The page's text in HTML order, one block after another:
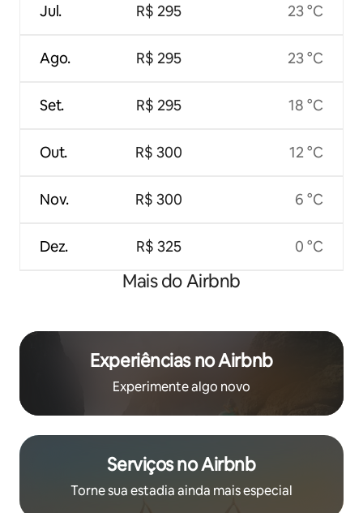
Jul.
Ago.
Set.
Out.
Nov.
Dez.
R$ 295
R$ 295
R$ 295
R$ 300
R$ 300
R$ 325
23 °C
23 °C
18 °C
12 °C
6 °C
0 °C
Mais do Airbnb
Experiências no Airbnb
Experimente algo novo
Serviços no Airbnb
Torne sua estadia ainda mais especial